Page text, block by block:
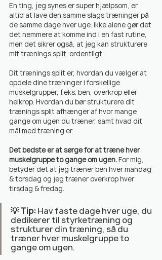
En ting, jeg synes er super hjælpsom, er
altid at lave den samme slags træninger på
de samme dage hver uge. Ikke alene gør det
det nemmere at komme ind i en fast rutine,
men det sikrer også, at jeg kan strukturere
mit trænings split  ordentligt.
Dit trænings split er, hvordan du vælger at
opdele dine træninger i forskellige
muskelgrupper, f.eks. ben, overkrop eller
helkrop. Hvordan du bør strukturere dit
trænings split afhænger af hvor mange
gange om ugen du træner, samt hvad dit
mål med træning er.
Det bedste er at sørge for at træne hver
muskelgruppe to gange om ugen. For mig,
betyder det at jeg træner ben hver mandag
& torsdag og jeg træner overkrop hver
tirsdag & fredag.
💡 Tip: Hav faste dage hver uge, du
dedikerer til styrketræning og
strukturer din træning, så du
træner hver muskelgruppe to
gange om ugen.